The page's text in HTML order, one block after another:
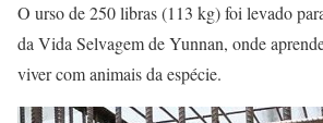
O urso de 250 libras (113 kg) foi levado
da Vida Selvagem de Yunnan, onde
viver com animais da espécie.